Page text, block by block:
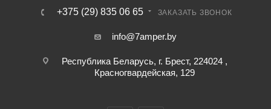
+375 (29) 835 06 65 ЗАКАЗАТЬ ЗВОНОК
info@7amper.by
Республика Беларусь, г. Брест, 224024 ,
Красногвардейская, 129